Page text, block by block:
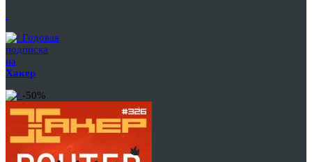
Годовая
подписка
на
Хакер
-50%